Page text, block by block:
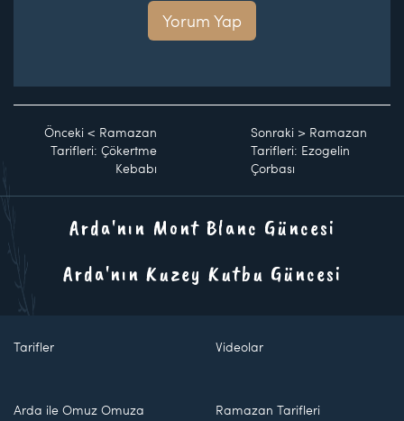
Yorum Yap
Önceki < Ramazan
Tarifleri: Çökertme
Kebabı
Sonraki > Ramazan
Tarifleri: Ezogelin
Çorbası
Arda'nın Mont Blanc Güncesi
Arda'nın Kuzey Kutbu Güncesi
Tarifler Videolar
Arda ile Omuz Omuza Ramazan Tarifleri